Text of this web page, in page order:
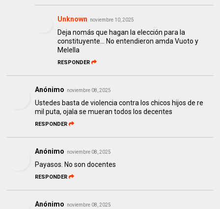
Unknown noviembre 10, 2025
Deja nomás que hagan la elección para la
constituyente... No entendieron amda Vuoto y
Melella
RESPONDER
Anónimo noviembre 08, 2025
Ustedes basta de violencia contra los chicos hijos de re
mil puta, ojala se mueran todos los decentes
RESPONDER
Anónimo noviembre 08, 2025
Payasos. No son docentes
RESPONDER
Anónimo noviembre 08, 2025